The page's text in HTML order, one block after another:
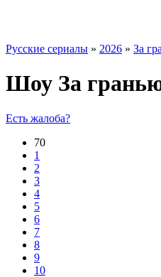
Русские сериалы » 2026 » За
Шоу За гранью
Есть жалоба?
70
1
2
3
4
5
6
7
8
9
10